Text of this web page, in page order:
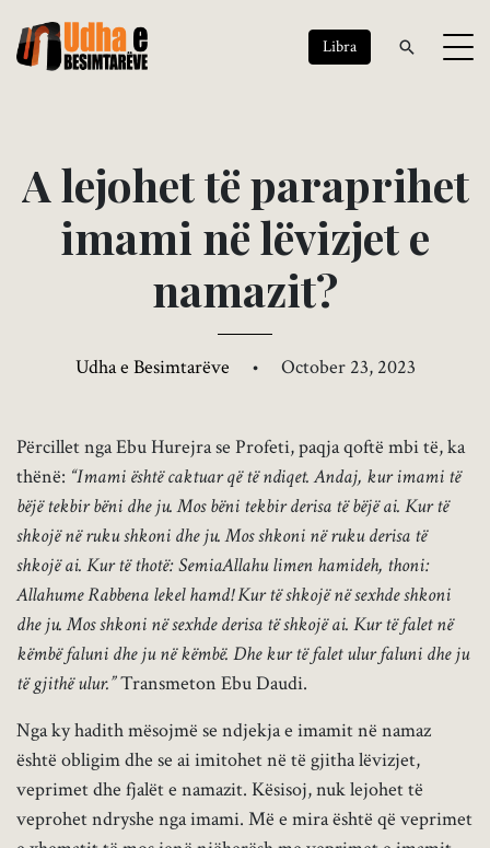
Libra
Alejohettëparaprihet
imami nëlëvizjete
namazit?
Udha e Besimtarëve • October 23, 2023
Përcillet nga Ebu Hurejra se Profeti, paqja qoftë mbi të, ka
thënë: “Imami është caktuar që të ndiqet. Andaj, kur imami të
bëjë tekbir bëni dhe ju. Mos bëni tekbir derisa të bëjë ai. Kur të
shkojë në ruku shkoni dhe ju. Mos shkoni në ruku derisa të
shkojë ai. Kur të thotë: SemiaAllahu limen hamideh, thoni:
Allahume Rabbena lekel hamd! Kur të shkojë në sexhde shkoni
dhe ju. Mos shkoni në sexhde derisa të shkojë ai. Kur të falet në
këmbë faluni dhe ju në këmbë. Dhe kur të falet ulur faluni dhe ju
të gjithë ulur.”Transmeton Ebu Daudi.
Nga ky hadith mësojmë se ndjekja e imamit në namaz
është obligim dhe se ai imitohet në të gjitha lëvizjet,
veprimet dhe fjalët e namazit. Kësisoj, nuk lejohet të
veprohet ndryshe nga imami. Më e mira është që veprimet